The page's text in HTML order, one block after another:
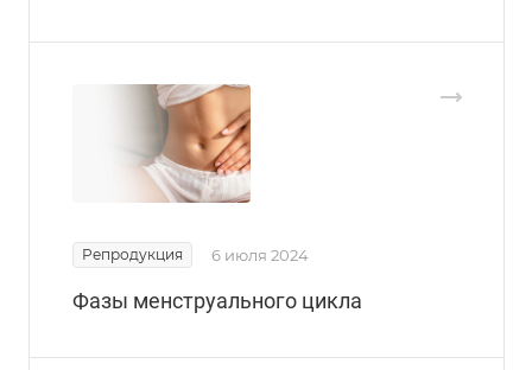
Репродукция 6 июля 2024
Фазы менструального цикла